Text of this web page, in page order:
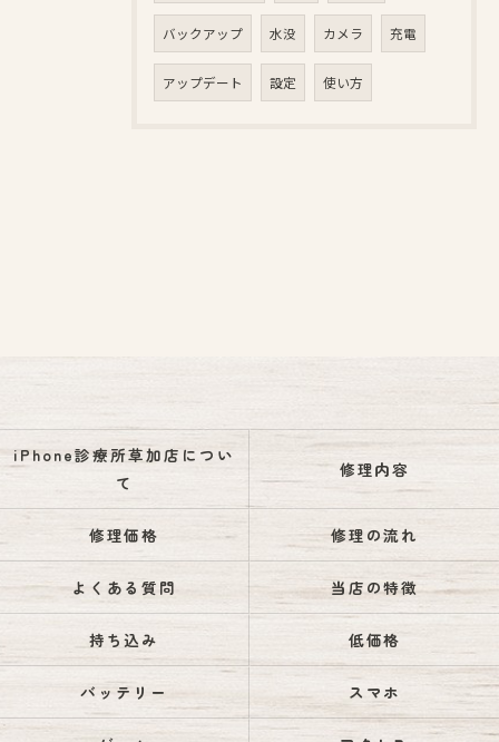
バックアップ 水没 カメラ 充電
アップデート 設定 使い方
iPhone診療所草加店につい
て
修理内容
修理価格 修理の流れ
よくある質問 当店の特徴
持ち込み 低価格
バッテリー スマホ